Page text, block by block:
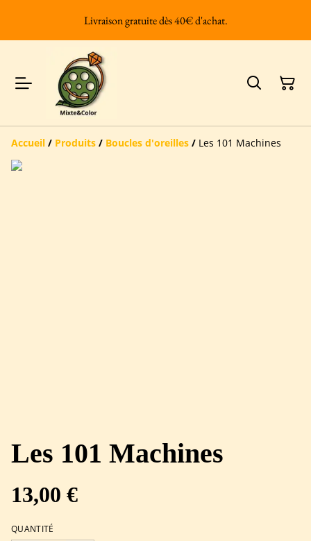
Livraison gratuite dès 40€ d'achat.
Accueil / Produits / Boucles d'oreilles / Les 101 Machines
Les 101 Machines
13,00 €
QUANTITÉ